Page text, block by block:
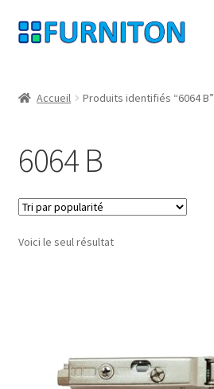
Aller
à
navigation
Aller
au
Protection des données
Droit de rétractation
Contact
Transport maritime
Accueil Produits identifiés “6064 B”
6064 B
Voici le seul résultat